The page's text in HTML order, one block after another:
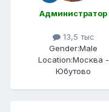
Администратор
13,5 тыс
Gender:Male
Location:Москва -
Юбутово